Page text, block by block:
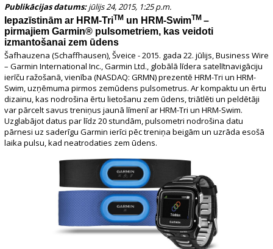
Publikācijas datums:jūlijs 24, 2015, 1:25 p.m.
Iepazīstinām ar HRM-TriTMun HRM-SwimTM –
pirmajiem Garmin® pulsometriem, kas veidoti
izmantošanai zem ūdens
Šafhauzena (Schaffhausen), Šveice - 2015. gada 22. jūlijs, Business Wire
– Garmin International Inc., Garmin Ltd., globālā līdera satelītnavigāciju
ierīču ražošanā, vienība (NASDAQ: GRMN) prezentē HRM-Tri un HRM-
Swim, uzņēmuma pirmos zemūdens pulsometrus. Ar kompaktu un ērtu
dizainu, kas nodrošina ērtu lietošanu zem ūdens, triātlēti un peldētāji
var pārcelt savus treniņus jaunā līmenī ar HRM-Tri un HRM-Swim.
Uzglabājot datus par līdz 20 stundām, pulsometri nodrošina datu
pārnesi uz saderīgu Garmin ierīci pēc treniņa beigām un uzrāda esošā
laika pulsu, kad neatrodaties zem ūdens.